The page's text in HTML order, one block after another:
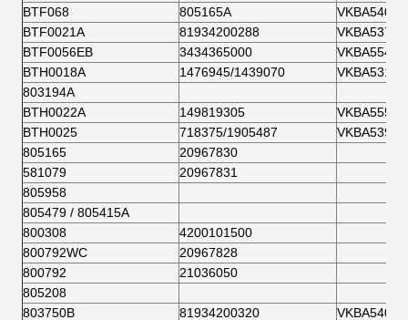
BTF068
805165A
VKBA5407
BTF0021A
81934200288
VKBA5377
BTF0056EB
3434365000
VKBA5549
BTH0018A
1476945/1439070
VKBA5314
803194A
BTH0022A
149819305
VKBA5552
BTH0025
718375/1905487
VKBA5397
805165
20967830
581079
20967831
805958
805479 / 805415A
800308
4200101500
800792WC
20967828
800792
21036050
805208
803750B
81934200320
VKBA5408